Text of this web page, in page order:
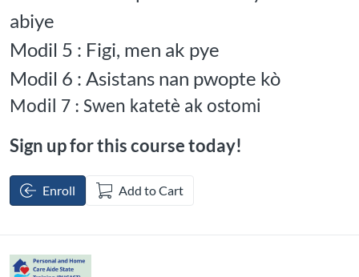
abiye
Modil 5 : Figi, men ak pye
Modil 6 : Asistans nan pwopte kò
Modil 7 : Swen katetè ak ostomi
Sign up for this course today!
Enroll Add to Cart